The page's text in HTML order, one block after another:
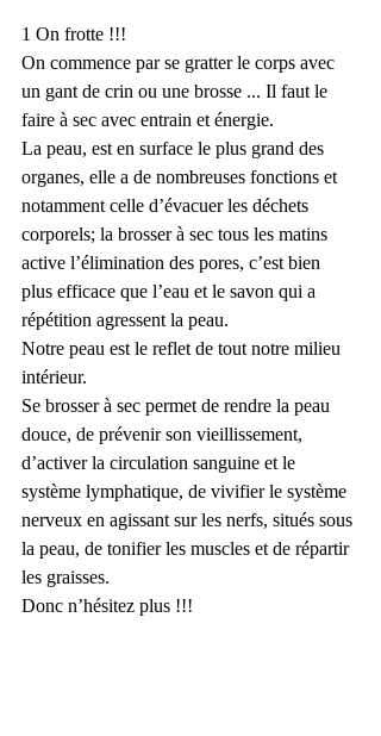
1 On frotte !!!
On commence par se gratter le corps avec
un gant de crin ou une brosse ... Il faut le
faire à sec avec entrain et énergie.
La peau, est en surface le plus grand des
organes, elle a de nombreuses fonctions et
notamment celle d’évacuer les déchets
corporels; la brosser à sec tous les matins
active l’élimination des pores, c’est bien
plus efficace que l’eau et le savon qui a
répétition agressent la peau.
Notre peau est le reflet de tout notre milieu
intérieur.
Se brosser à sec permet de rendre la peau
douce, de prévenir son vieillissement,
d’activer la circulation sanguine et le
système lymphatique, de vivifier le système
nerveux en agissant sur les nerfs, situés sous
la peau, de tonifier les muscles et de répartir
les graisses.
Donc n’hésitez plus !!!